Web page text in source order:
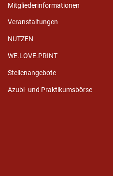
Mitgliederinformationen
Veranstaltungen
NUTZEN
WE.LOVE.PRINT
Stellenangebote
Azubi- und Praktikumsbörse